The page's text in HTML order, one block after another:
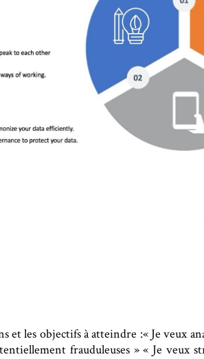
et les objectifs à atteindre :« Je veux
frauduleuses » « Je veux